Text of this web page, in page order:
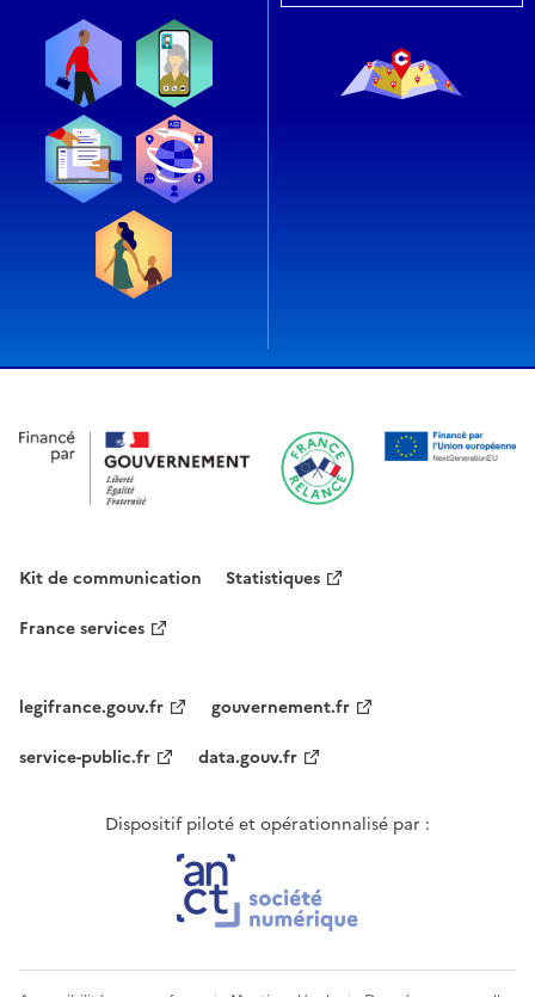
Kit de communication
Statistiques
France services
legifrance.gouv.fr
gouvernement.fr
service-public.fr
data.gouv.fr
Dispositif piloté et opérationnalisé par :